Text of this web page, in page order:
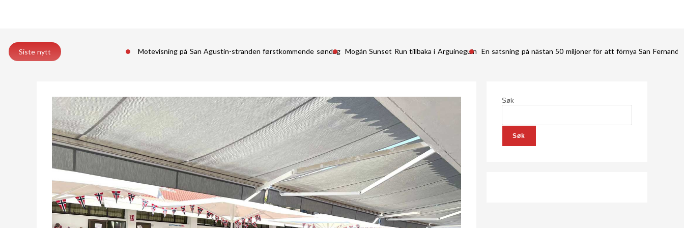
Siste nytt Motevisning på San Agustin-stranden førstkommende søndag Mogán Sunset Run tillbaka i Arguineguín En satsning på nästan 50 miljoner för att förnya San
Søk
Søk